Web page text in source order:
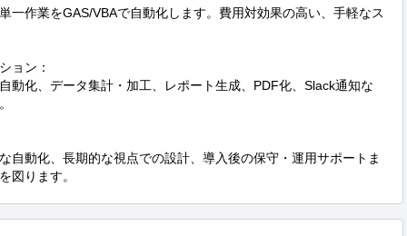
一作業をGAS/VBAで自動化します。費用対効果の高い、手軽なス
ョン：
動化、データ集計・加工、レポート生成、PDF化、Slack通知な
自動化、長期的な視点での設計、導入後の保守・運用サポートま
図ります。